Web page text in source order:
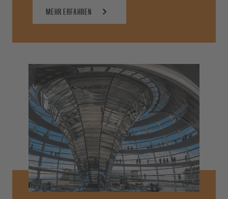
MEHR ERFAHREN